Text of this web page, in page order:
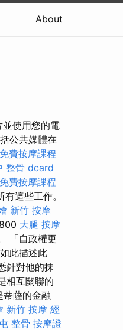
About
使用您的電
公共媒體在
免費按摩課程
整骨 dcard
免費按摩課程
這些工作。
新竹 按摩
大腿 按摩
「自政權更
此描述此
針對他的抹
相互關聯的
蒂薩的金融
新竹 按摩 經
整骨 按摩證